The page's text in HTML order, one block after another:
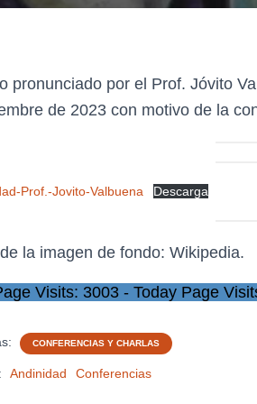
pronunciado por el Prof. Jóvito
de 2023 con motivo de la
Prof.-Jovito-Valbuena Descarga
la imagen de fondo: Wikipedia.
Visits: 3003 - Today Page
CONFERENCIAS Y CHARLAS
Andinidad Conferencias